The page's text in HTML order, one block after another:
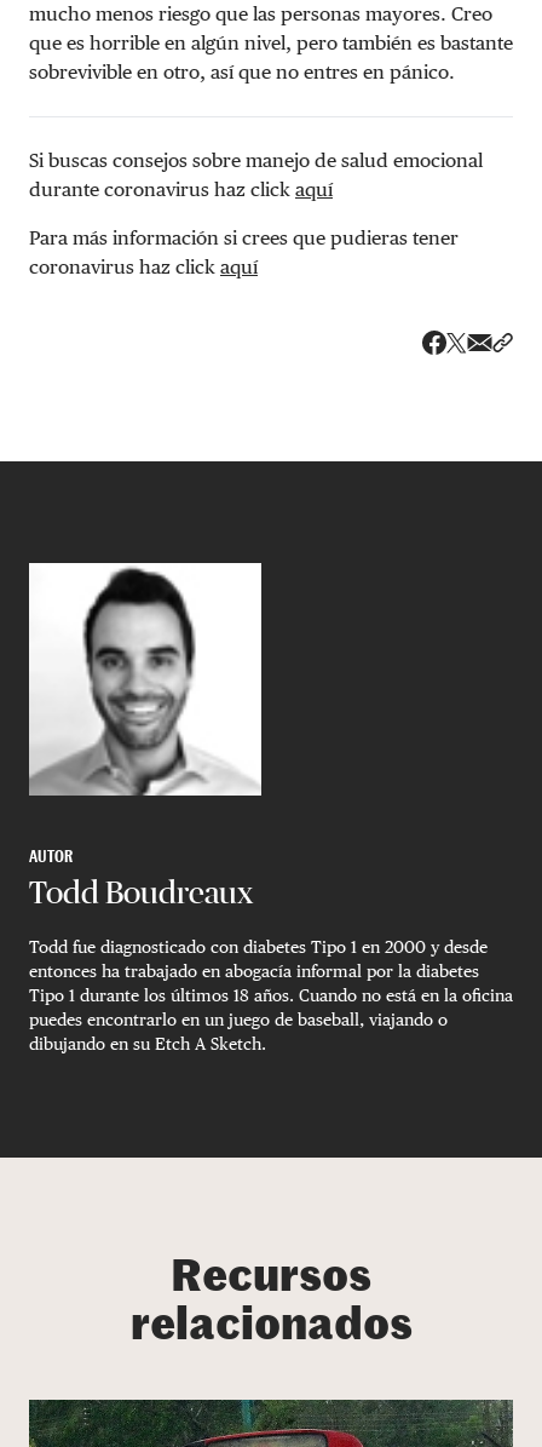
mucho menos riesgo que las personas mayores. Creo
que es horrible en algún nivel, pero también es bastante
sobrevivible en otro, así que no entres en pánico.
Si buscas consejos sobre manejo de salud emocional
durante coronavirus haz click aquí
Para más información si crees que pudieras tener
coronavirus haz click aquí
AUTOR
Todd Boudreaux
Todd fue diagnosticado con diabetes Tipo 1 en 2000 y desde
entonces ha trabajado en abogacía informal por la diabetes
Tipo 1 durante los últimos 18 años. Cuando no está en la oficina
puedes encontrarlo en un juego de baseball, viajando o
dibujando en su Etch A Sketch.
Recursos
relacionados